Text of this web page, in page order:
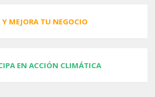
MEJORA TU NEGOCIO
EN ACCIÓN CLIMÁTICA